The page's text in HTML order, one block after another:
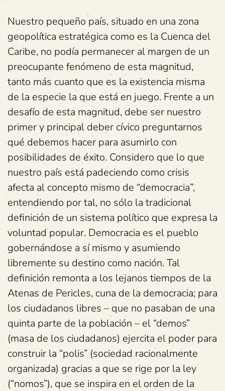
Nuestro pequeño país, situado en una zona
geopolítica estratégica como es la Cuenca del
Caribe, no podía permanecer al margen de un
preocupante fenómeno de esta magnitud,
tanto más cuanto que es la existencia misma
de la especie la que está en juego. Frente a un
desafío de esta magnitud, debe ser nuestro
primer y principal deber cívico preguntarnos
qué debemos hacer para asumirlo con
posibilidades de éxito. Considero que lo que
nuestro país está padeciendo como crisis
afecta al concepto mismo de “democracia”,
entendiendo por tal, no sólo la tradicional
definición de un sistema político que expresa la
voluntad popular. Democracia es el pueblo
gobernándose a sí mismo y asumiendo
libremente su destino como nación. Tal
definición remonta a los lejanos tiempos de la
Atenas de Pericles, cuna de la democracia; para
los ciudadanos libres – que no pasaban de una
quinta parte de la población – el “demos”
(masa de los ciudadanos) ejercita el poder para
construir la “polis” (sociedad racionalmente
organizada) gracias a que se rige por la ley
(“nomos”), que se inspira en el orden de la